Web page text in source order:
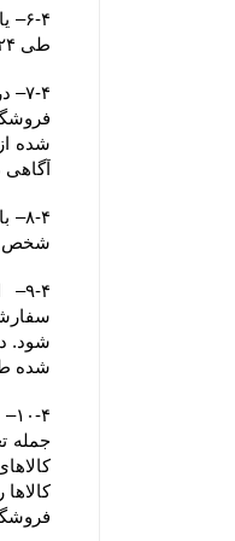
طی ۲۴ الی ۴۸ ساعت کاری به حساب مشتری (اعلام شده از سوی مشتری از طریق ایمیل یا سایر راههای ارتباطی و صرفا اعلام کتبی )  واریز خواهد شد.
شخص
شده طی ۲۴ الی ۴۸ ساعت کاری به حساب مشتری
فروشگاه هیچ‌گونه مسوولیتی نسبت به کالاهایی که در سبد